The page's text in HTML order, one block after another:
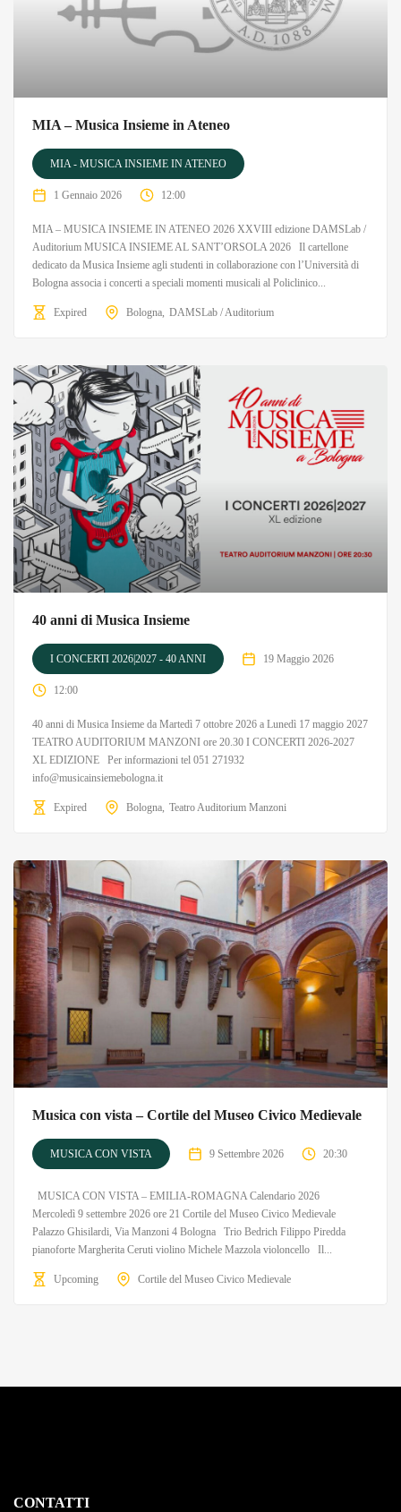
MIA – Musica Insieme in Ateneo
MIA - MUSICA INSIEME IN ATENEO
1 Gennaio 2026 12:00
MIA – MUSICA INSIEME IN ATENEO 2026 XXVIII edizione DAMSLab /
Auditorium MUSICA INSIEME AL SANT’ORSOLA 2026 Il cartellone
dedicato da Musica Insieme agli studenti in collaborazione con l’Università di
Bologna associa i concerti a speciali momenti musicali al Policlinico...
Expired Bologna DAMSLab / Auditorium
40 anni di Musica Insieme
I CONCERTI 2026|2027 - 40 ANNI 19 Maggio 2026
12:00
40 anni di Musica Insieme da Martedì 7 ottobre 2026 a Lunedì 17 maggio 2027
TEATRO AUDITORIUM MANZONI ore 20.30 I CONCERTI 2026-2027
XL EDIZIONE Per informazioni tel 051 271932
info@musicainsiemebologna.it
Expired Bologna Teatro Auditorium Manzoni
Musica con vista – Cortile del Museo Civico Medievale
MUSICA CON VISTA 9 Settembre 2026 20:30
MUSICA CON VISTA – EMILIA-ROMAGNA Calendario 2026
Mercoledì 9 settembre 2026 ore 21 Cortile del Museo Civico Medievale
Palazzo Ghisilardi, Via Manzoni 4 Bologna Trio Bedrich Filippo Piredda
pianoforte Margherita Ceruti violino Michele Mazzola violoncello Il...
Upcoming Cortile del Museo Civico Medievale
CONTATTI